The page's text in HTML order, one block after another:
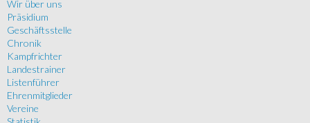
Wir über uns
Präsidium
Geschäftsstelle
Chronik
Kampfrichter
Landestrainer
Listenführer
Ehrenmitglieder
Vereine